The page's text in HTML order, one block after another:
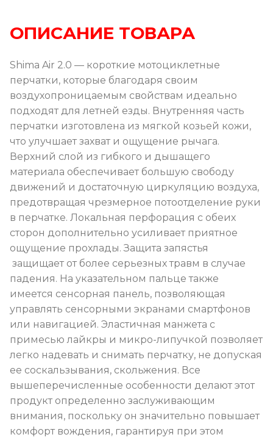
ОПИСАНИЕ ТОВАРА
Shima Air 2.0 — короткие мотоциклетные
перчатки, которые благодаря своим
воздухопроницаемым свойствам идеально
подходят для летней езды. Внутренняя часть
перчатки изготовлена ​​из мягкой козьей кожи,
что улучшает захват и ощущение рычага.
Верхний слой из гибкого и дышащего
материала обеспечивает большую свободу
движений и достаточную циркуляцию воздуха,
предотвращая чрезмерное потоотделение руки
в перчатке. Локальная перфорация с обеих
сторон дополнительно усиливает приятное
ощущение прохлады. Защита запястья
защищает от более серьезных травм в случае
падения. На указательном пальце также
имеется сенсорная панель, позволяющая
управлять сенсорными экранами смартфонов
или навигацией. Эластичная манжета с
примесью лайкры и микро-липучкой позволяет
легко надевать и снимать перчатку, не допуская
ее соскальзывания, скольжения. Все
вышеперечисленные особенности делают этот
продукт определенно заслуживающим
внимания, поскольку он значительно повышает
комфорт вождения, гарантируя при этом